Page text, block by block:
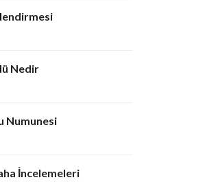
Nedir
Numunesi
İncelemeleri